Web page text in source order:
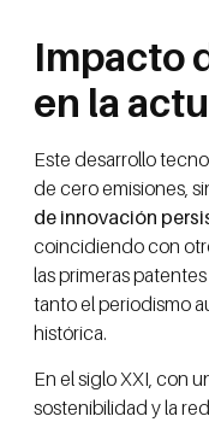
Impacto
en la
Este desarrollo
de cero emisiones,
de innovación
coincidiendo con
las primeras
tanto el periodismo
histórica.
En el siglo XXI, con
sostenibilidad y la